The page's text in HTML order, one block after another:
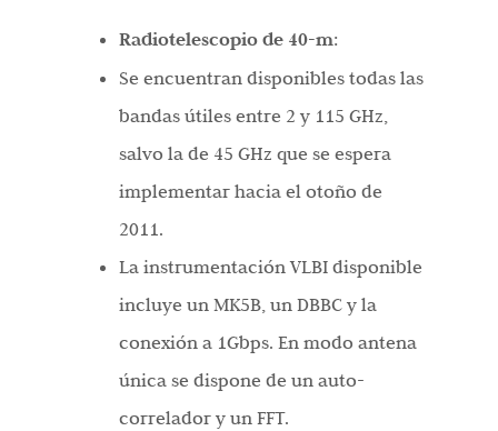
Radiotelescopio de 40-m:
Se encuentran disponibles todas las
bandas útiles entre 2 y 115 GHz,
salvo la de 45 GHz que se espera
implementar hacia el otoño de
2011.
La instrumentación VLBI disponible
incluye un MK5B, un DBBC y la
conexión a 1Gbps. En modo antena
única se dispone de un auto-
correlador y un FFT.